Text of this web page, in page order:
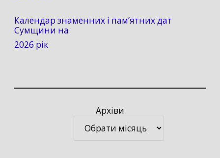
Календар знаменних і пам’ятних дат
Сумщини на
2026 рік
Архіви